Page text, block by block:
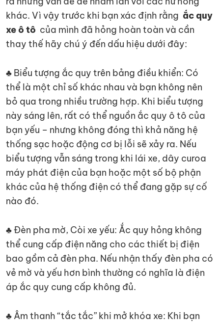
khác. Vì vậy trước khi bạn xác định rằng ắc quy
xe ô tô của mình đã hỏng hoàn toàn và cần
thay thế hãy chú ý đến dấu hiệu dưới đây:
♣ Biểu tượng ắc quy trên bảng điều khiển: Có
thể là một chỉ số khác nhau và bạn không nên
bỏ qua trong nhiều trường hợp. Khi biểu tượng
này sáng lên, rất có thể nguồn ắc quy ô tô của
bạn yếu – nhưng không đóng thì khả năng hệ
thống sạc hoặc động cơ bị lỗi sẽ xảy ra. Nếu
biểu tượng vẫn sáng trong khi lái xe, dây curoa
máy phát điện của bạn hoặc một số bộ phận
khác của hệ thống điện có thể đang gặp sự cố
nào đó.
♣ Đèn pha mờ, Còi xe yếu: Ắc quy hỏng không
thể cung cấp điện năng cho các thiết bị điện
bao gồm cả đèn pha. Nếu nhận thấy đèn pha có
vẻ mờ và yếu hơn bình thường có nghĩa là điện
áp ắc quy cung cấp không đủ.
♣ Âm thanh “tắc tắc” khi mở khóa xe: Khi bạn